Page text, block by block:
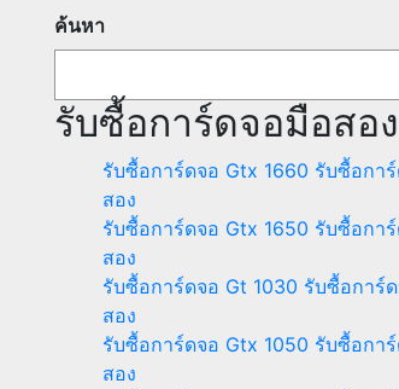
ค้นหา
รับซื้อการ์ดจอมือสอง
รับซื้อการ์ดจอ Gtx 1660 รับซื้อกา
สอง
รับซื้อการ์ดจอ Gtx 1650 รับซื้อกา
สอง
รับซื้อการ์ดจอ Gt 1030 รับซื้อการ์
สอง
รับซื้อการ์ดจอ Gtx 1050 รับซื้อกา
สอง